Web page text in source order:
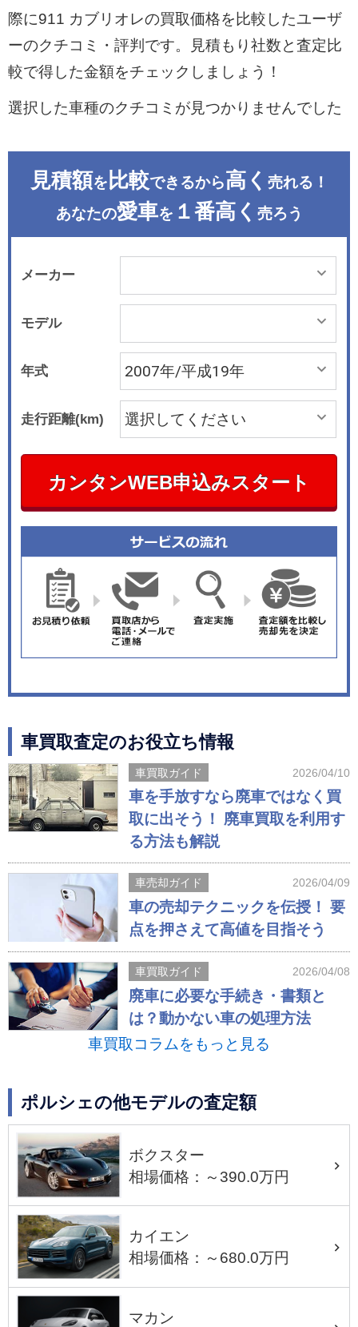
際に911 カブリオレの買取価格を比較したユーザ
ーのクチコミ・評判です。見積もり社数と査定比
較で得した金額をチェックしましょう！
選択した車種のクチコミが見つかりませんでした
見積額を 比較できるから高く 売れる！
あなたの愛車を １番高く 売ろう
メーカー
モデル
年式
走行距離(km)
カンタンWEB申込みスタート
車買取査定のお役立ち情報
車買取ガイド 2026/04/10
車を手放すなら廃車ではなく買
取に出そう！ 廃車買取を利用す
る方法も解説
車売却ガイド 2026/04/09
車の売却テクニックを伝授！ 要
点を押さえて高値を目指そう
車買取ガイド 2026/04/08
廃車に必要な手続き・書類と
は？動かない車の処理方法
車買取コラムをもっと見る
ポルシェの他モデルの査定額
ボクスター
相場価格：～390.0万円
カイエン
相場価格：～680.0万円
マカン